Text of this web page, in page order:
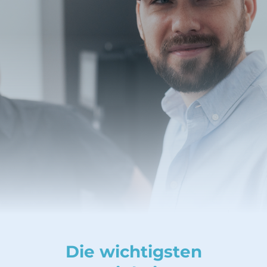
Die wichtigsten